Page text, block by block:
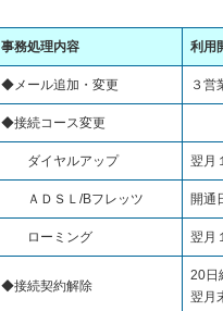
事務処理内容 利用
◆メール追加・変更 ３営
◆接続コース変更
ダイヤルアップ 翌月
ＡＤＳＬ/Bフレッツ 開通
ローミング 翌月
◆接続契約解除
20日
翌月